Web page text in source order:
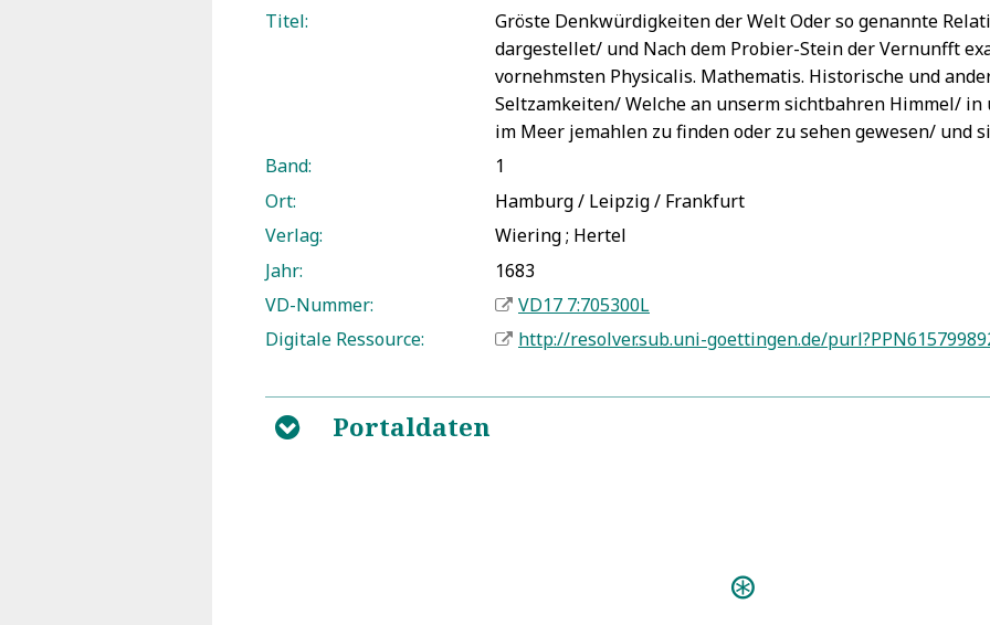
Titel:
Gröste Denkwürdigkeiten der Welt Oder so genannte
dargestellet/ und Nach dem Probier-Stein der Vernunfft
vornehmsten Physicalis. Mathematis. Historische und
Seltzamkeiten/ Welche an unserm sichtbahren Himmel/
im Meer jemahlen zu finden oder zu sehen gewesen/ und
Band:
1
Ort:
Hamburg / Leipzig / Frankfurt
Verlag:
Wiering ; Hertel
Jahr:
1683
VD-Nummer:
VD17 7:705300L
Digitale Ressource:
http://resolver.sub.uni-goettingen.de/
B Portaldaten
Happel, Eberhard Werner